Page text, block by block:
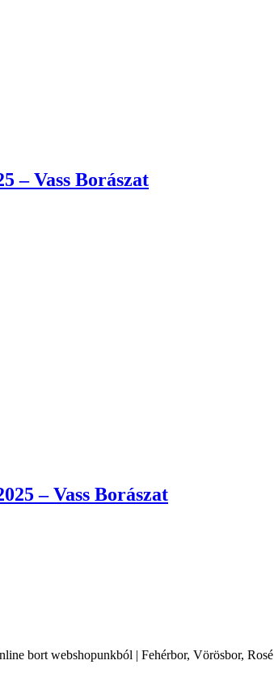
– Vass Borászat
– Vass Borászat
bort webshopunkból | Fehérbor, Vörösbor, Rosé